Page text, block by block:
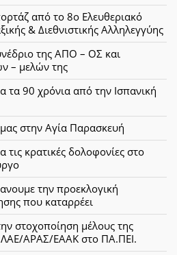
από το 8ο Ελευθεριακό
& Διεθνιστικής Αλληλεγγύης
της ΑΠΟ – ΟΣ και
– μελών της
90 χρόνια από την Ισπανική
στην Αγία Παρασκευή
κρατικές δολοφονίες στο
την προεκλογική
που καταρρέει
στοχοποίηση μέλους της
ΛΑΕ/ΑΡΑΣ/ΕΑΑΚ στο ΠΑ.ΠΕΙ.